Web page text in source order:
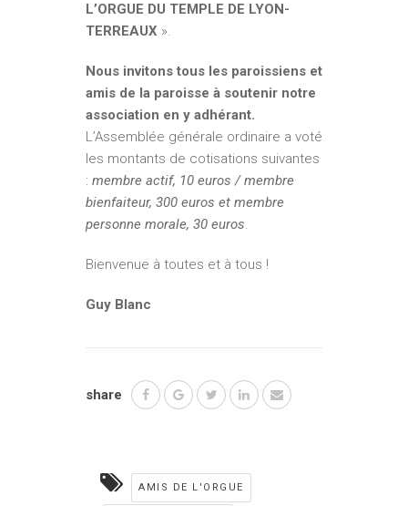
L’ORGUE DU TEMPLE DE LYON­
TERREAUX ».
Nous invitons tous les paroissiens et
amis de la paroisse à soutenir notre
association en y adhérant.
L’Assemblée générale ordinaire a voté
les montants de cotisations suivantes
: membre actif, 10 euros / membre
bienfaiteur, 300 euros et membre
personne morale, 30 euros.
Bienvenue à toutes et à tous !
Guy Blanc
share
AMIS DE L'ORGUE